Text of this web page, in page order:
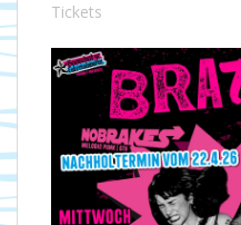
Tickets